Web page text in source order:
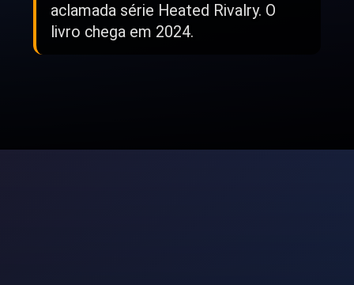
aclamada série Heated Rivalry. O
livro chega em 2024.